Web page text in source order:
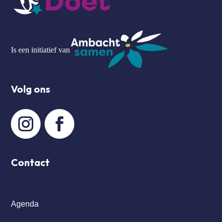
Is een initiatief van
Volg ons
Contact
Agenda